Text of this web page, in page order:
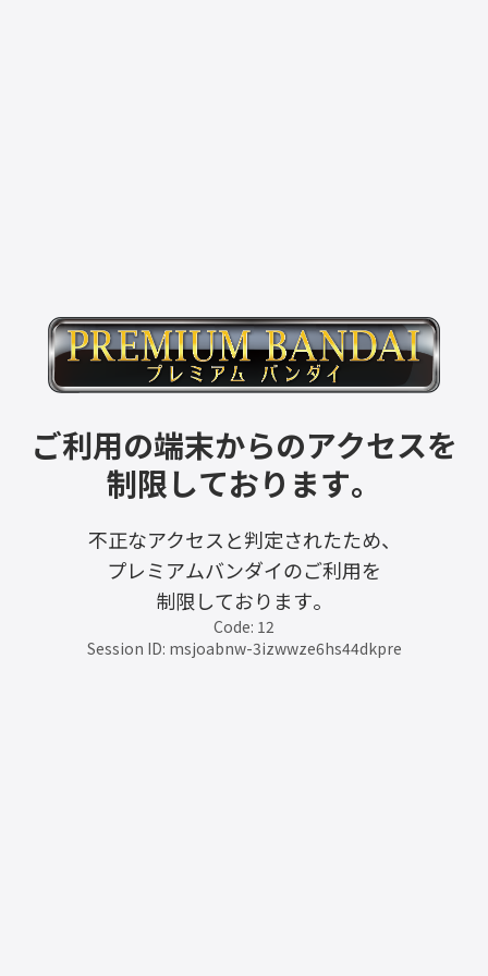
ご利用の端末からのアクセスを
制限しております。
不正なアクセスと判定されたため、
プレミアムバンダイのご利用を
制限しております。
Code: 12
Session ID: msjoabnw-3izwwze6hs44dkpre